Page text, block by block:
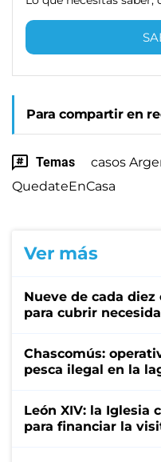
Para compartir en
Temas casos
QuedateEnCasa
Ver más
Nueve de cada
para cubrir
Chascomús:
pesca ilegal en la
León XIV: la Iglesia
para financiar la